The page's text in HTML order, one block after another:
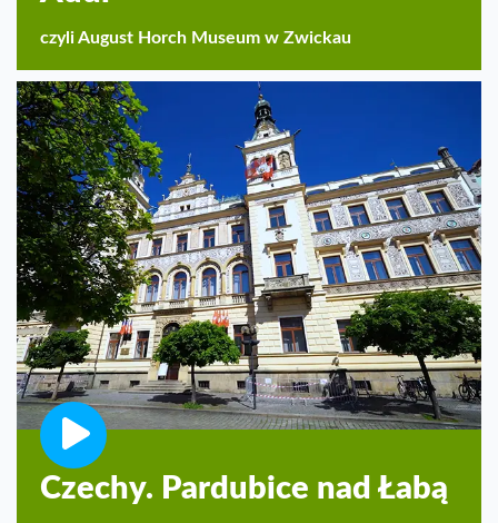
czyli August Horch Museum w Zwickau
Czechy. Pardubice nad Łabą